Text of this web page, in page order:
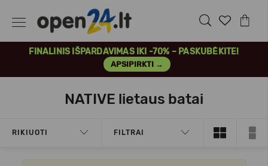
FINALINIS IŠPARDAVIMAS IKI -70% – PASKUBĖKITE!
APSIPIRKTI →
NATIVE lietaus batai
RIKIUOTI FILTRAI